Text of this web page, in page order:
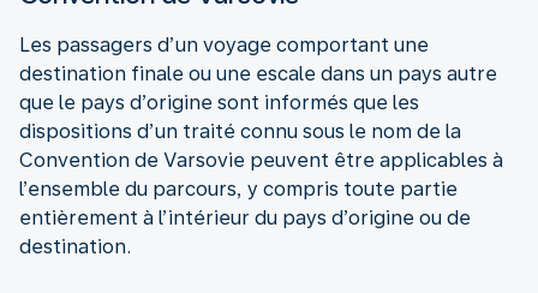
Les passagers d’un voyage comportant une
destination finale ou une escale dans un pays autre
que le pays d’origine sont informés que les
dispositions d’un traité connu sous le nom de la
Convention de Varsovie peuvent être applicables à
l’ensemble du parcours, y compris toute partie
entièrement à l’intérieur du pays d’origine ou de
destination.